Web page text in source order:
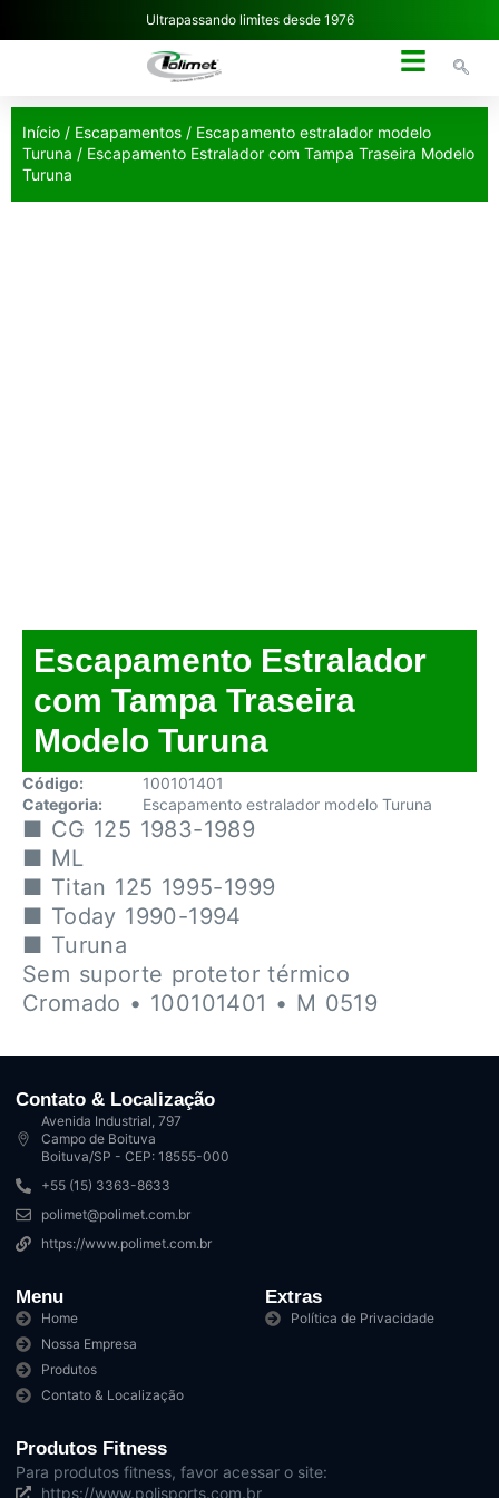
Ultrapassando limites desde 1976
Início / Escapamentos / Escapamento estralador modelo
Turuna / Escapamento Estralador com Tampa Traseira Modelo
Turuna
Escapamento Estralador
com Tampa Traseira
Modelo Turuna
Código:
100101401
Categoria:
Escapamento estralador modelo Turuna
■ CG 125 1983-1989
■ ML
■ Titan 125 1995-1999
■ Today 1990-1994
■ Turuna
Sem suporte protetor térmico
Cromado • 100101401 • M 0519
Contato & Localização
Avenida Industrial, 797
Campo de Boituva
Boituva/SP - CEP: 18555-000
+55 (15) 3363-8633
polimet@polimet.com.br
https://www.polimet.com.br
Menu
Home
Nossa Empresa
Produtos
Contato & Localização
Extras
Política de Privacidade
Produtos Fitness
Para produtos fitness, favor acessar o site:
https://www.polisports.com.br